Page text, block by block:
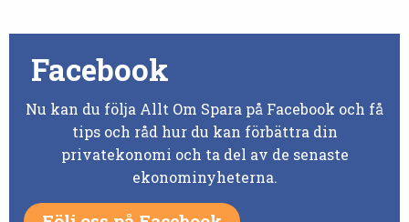
Facebook
Nu kan du följa Allt Om Spara på Facebook och få
tips och råd hur du kan förbättra din
privatekonomi och ta del av de senaste
ekonominyheterna.